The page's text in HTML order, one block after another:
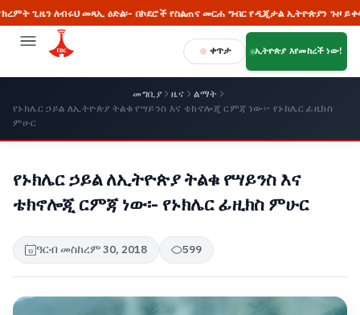
ለብሩህ መጻኢ ዕድል፡- በኮደሮች የስልጠና መርሐ ግብር የዲጂታል ኢትዮጵያን ጉዞ ይቀላቀሉ
ቀጥታ ኢትዮጵያ እየመከረች ነው!
መግቢያ ዜና
ልማት
የኑክሌር ኃይል ለኢትዮጵያ ትልቁ የሣይንስ እና ቴክኖሎጂ ርምጃ ነው፡- የኑክሌር ፊዚክስ
ምሁር
የኑክሌር ኃይል ለኢትዮጵያ ትልቁ የሣይንስ እና
ቴክኖሎጂ ርምጃ ነው፡- የኑክሌር ፊዚክስ ምሁር
ዓርብ መስከረም 30, 2018 599